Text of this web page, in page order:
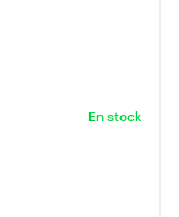
En stock